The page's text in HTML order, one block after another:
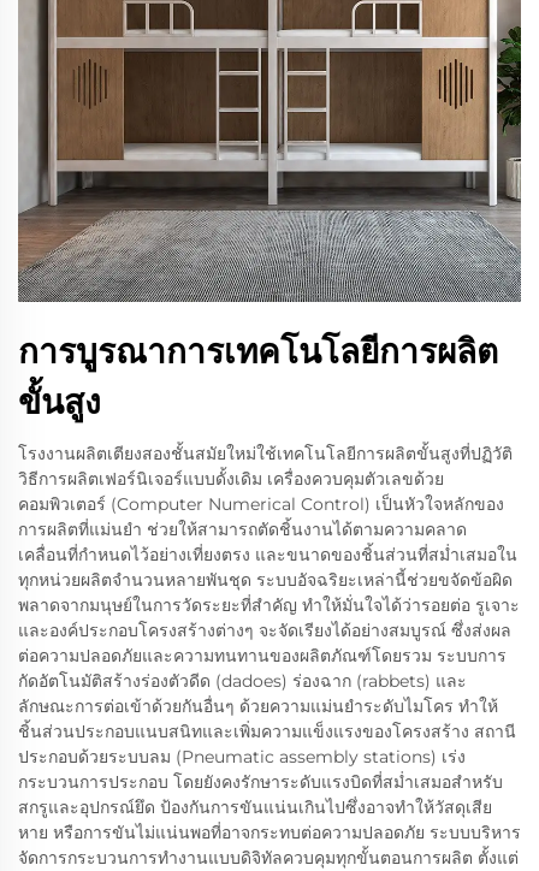
การบูรณาการเทคโนโลยีการผลิต
ขั้นสูง
โรงงานผลิตเตียงสองชั้นสมัยใหม่ใช้เทคโนโลยีการผลิตขั้นสูงที่ปฏิวัติ
วิธีการผลิตเฟอร์นิเจอร์แบบดั้งเดิม เครื่องควบคุมตัวเลขด้วย
คอมพิวเตอร์ (Computer Numerical Control) เป็นหัวใจหลักของ
การผลิตที่แม่นยำ ช่วยให้สามารถตัดชิ้นงานได้ตามความคลาด
เคลื่อนที่กำหนดไว้อย่างเที่ยงตรง และขนาดของชิ้นส่วนที่สม่ำเสมอใน
ทุกหน่วยผลิตจำนวนหลายพันชุด ระบบอัจฉริยะเหล่านี้ช่วยขจัดข้อผิด
พลาดจากมนุษย์ในการวัดระยะที่สำคัญ ทำให้มั่นใจได้ว่ารอยต่อ รูเจาะ
และองค์ประกอบโครงสร้างต่างๆ จะจัดเรียงได้อย่างสมบูรณ์ ซึ่งส่งผล
ต่อความปลอดภัยและความทนทานของผลิตภัณฑ์โดยรวม ระบบการ
กัดอัตโนมัติสร้างร่องตัวดีด (dadoes) ร่องฉาก (rabbets) และ
ลักษณะการต่อเข้าด้วยกันอื่นๆ ด้วยความแม่นยำระดับไมโคร ทำให้
ชิ้นส่วนประกอบแนบสนิทและเพิ่มความแข็งแรงของโครงสร้าง สถานี
ประกอบด้วยระบบลม (Pneumatic assembly stations) เร่ง
กระบวนการประกอบ โดยยังคงรักษาระดับแรงบิดที่สม่ำเสมอสำหรับ
สกรูและอุปกรณ์ยึด ป้องกันการขันแน่นเกินไปซึ่งอาจทำให้วัสดุเสีย
หาย หรือการขันไม่แน่นพอที่อาจกระทบต่อความปลอดภัย ระบบบริหาร
จัดการกระบวนการทำงานแบบดิจิทัลควบคุมทุกขั้นตอนการผลิต ตั้งแต่